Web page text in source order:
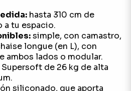
hasta 310 cm de
a tu espacio.
simple, con camastro,
longue (en L), con
ambos lados o modular.
de 26 kg de alta
siliconado, que aporta